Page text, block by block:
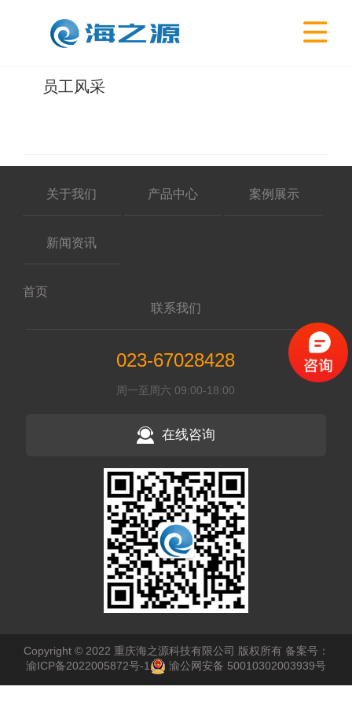

员工风采
关于我们 产品中心 案例展示
新闻资讯
首页
联系我们
023-67028428
周一至周六 09:00-18:00
在线咨询
Copyright © 2022 重庆海之源科技有限公司 版权所有 备案号：
渝ICP备2022005872号-1
渝公网安备 50010302003939号